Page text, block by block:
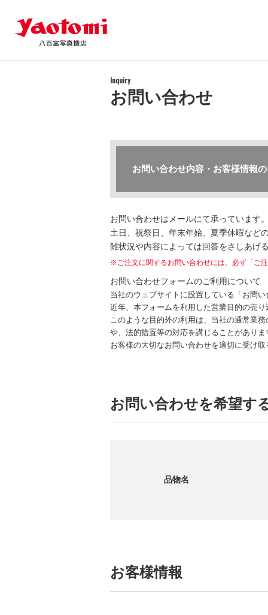
Inquiry
お問い合わせ
お問い合わせ内容・お客様情報
お問い合わせはメールにて承っています
土日、祝祭日、年末年始、夏季休暇など
雑状況や内容によっては回答をさしあげ
※ご注文に関するお問い合わせには、必ず「ご
お問い合わせフォームのご利用について
当社のウェブサイトに設置している「お問
近年、本フォームを利用した営業目的の売
このような目的外の利用は、当社の通常業
や、法的措置等の対応を講じることがありま
お客様の大切なお問い合わせを適切に受け
お問い合わせを希望す
品物名
お客様情報